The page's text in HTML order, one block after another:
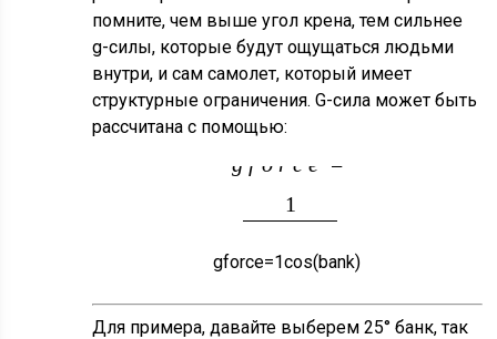
помните, чем выше угол крена, тем сильнее
g-силы, которые будут ощущаться людьми
внутри, и сам самолет, который имеет
структурные ограничения. G-сила может быть
рассчитана с помощью:
g f o rce =
1
cos (bA
nk)
gforce=1cos(bank)
Для примера, давайте выберем 25° банк, так